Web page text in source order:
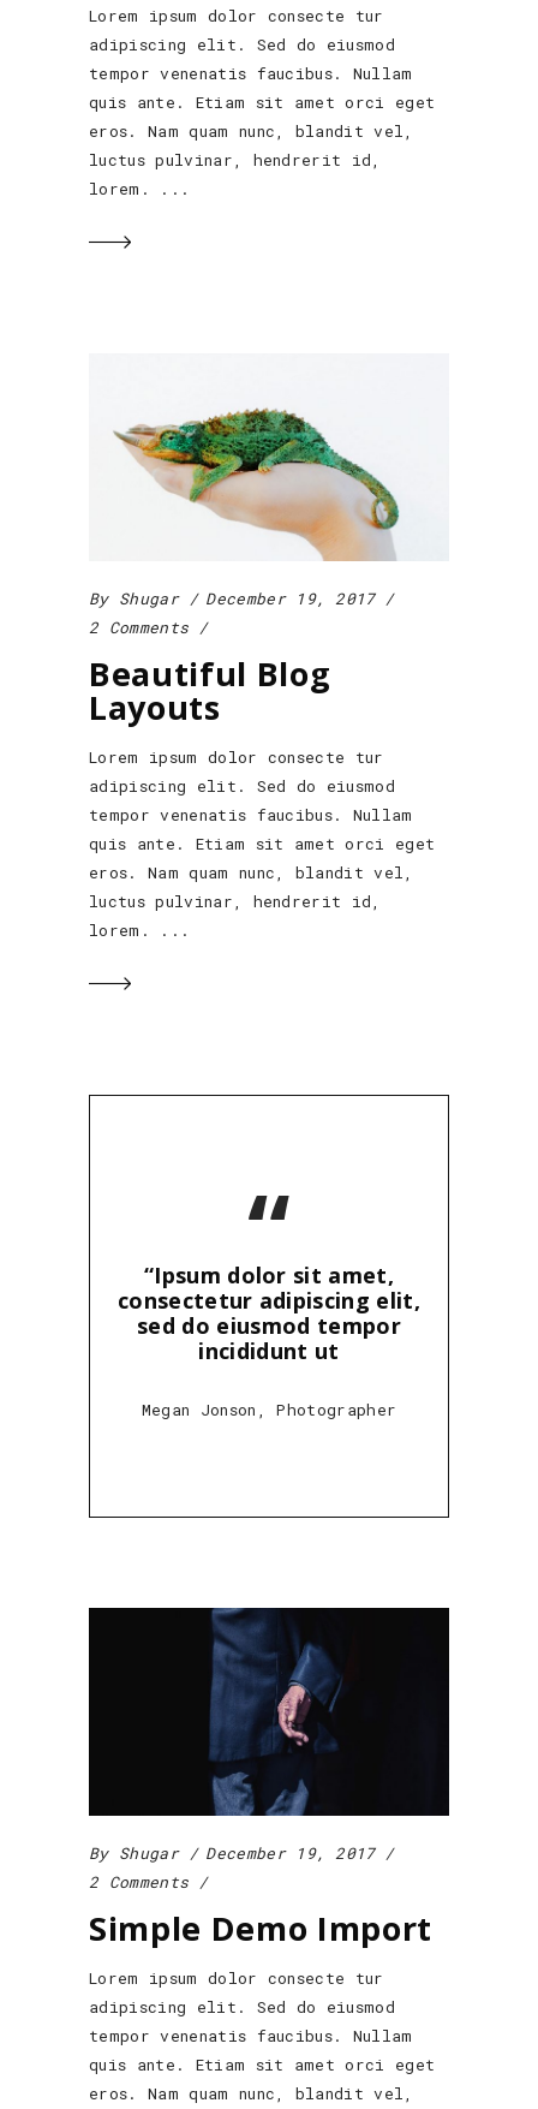
Lorem ipsum dolor consecte tur
adipiscing elit. Sed do eiusmod
tempor venenatis faucibus. Nullam
quis ante. Etiam sit amet orci eget
eros. Nam quam nunc, blandit vel,
luctus pulvinar, hendrerit id,
lorem.
By Shugar
December 19, 2017
2 Comments
Beautiful Blog
Layouts
Lorem ipsum dolor consecte tur
adipiscing elit. Sed do eiusmod
tempor venenatis faucibus. Nullam
quis ante. Etiam sit amet orci eget
eros. Nam quam nunc, blandit vel,
luctus pulvinar, hendrerit id,
lorem.
“
“Ipsum dolor sit amet,
consectetur adipiscing elit,
sed do eiusmod tempor
incididunt ut
Megan Jonson, Photographer
By Shugar
December 19, 2017
2 Comments
Simple Demo Import
Lorem ipsum dolor consecte tur
adipiscing elit. Sed do eiusmod
tempor venenatis faucibus. Nullam
quis ante. Etiam sit amet orci eget
eros. Nam quam nunc, blandit vel,